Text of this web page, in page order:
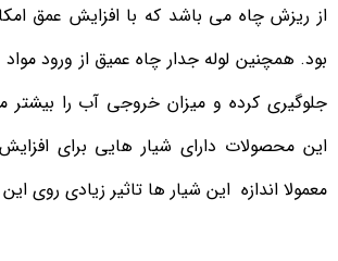
از ریزش چاه می باشد که با افزایش عمق
بود. همچنین لوله جدار چاه عمیق از ورود
جلوگیری کرده و میزان خروجی آب را بیشتر
این محصولات دارای شیار هایی برای
معمولا اندازه این شیار ها تاثیر زیادی روی